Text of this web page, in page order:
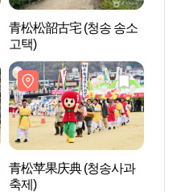
青松松韶古宅 (청송 송소
고택)
青松苹果庆典 (청송사과
축제)